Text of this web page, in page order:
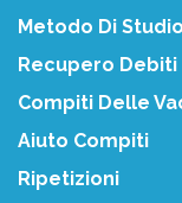
Metodo Di Studio
Recupero Debiti
Compiti Delle
Aiuto Compiti
Ripetizioni